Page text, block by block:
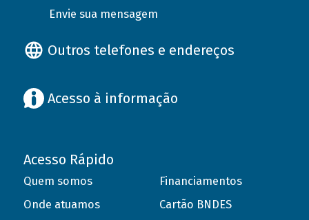
Envie sua mensagem
Outros telefones e endereços
Acesso à informação
Acesso Rápido
Quem somos
Onde atuamos
Financiamentos
Cartão BNDES